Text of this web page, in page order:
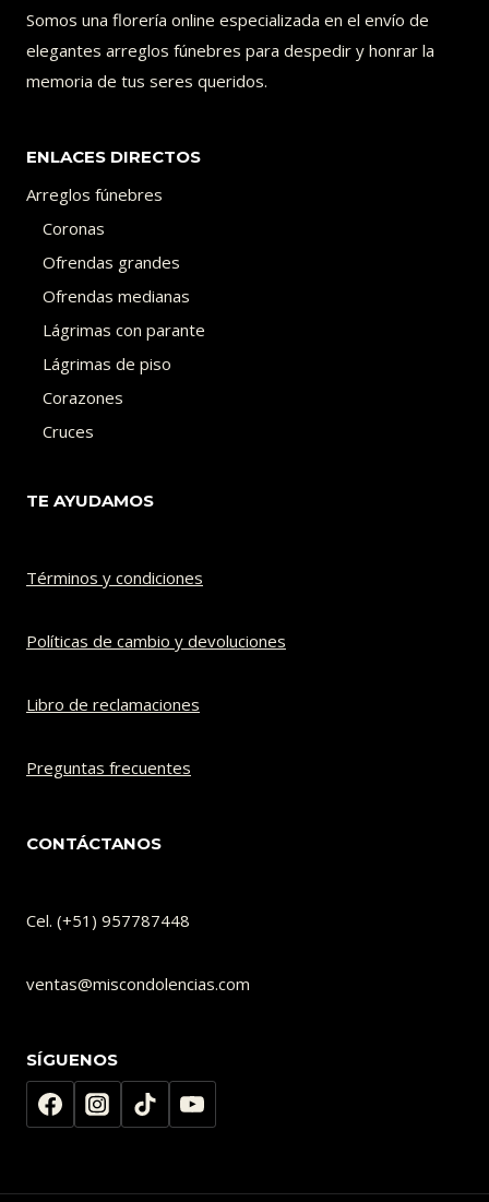
Somos una florería online especializada en el envío de
elegantes arreglos fúnebres para despedir y honrar la
memoria de tus seres queridos.
ENLACES DIRECTOS
Arreglos fúnebres
Coronas
Ofrendas grandes
Ofrendas medianas
Lágrimas con parante
Lágrimas de piso
Corazones
Cruces
TE AYUDAMOS
Términos y condiciones
Políticas de cambio y devoluciones​
Libro de reclamaciones
Preguntas frecuentes
CONTÁCTANOS
Cel. (+51) 957787448
ventas@miscondolencias.com
SÍGUENOS